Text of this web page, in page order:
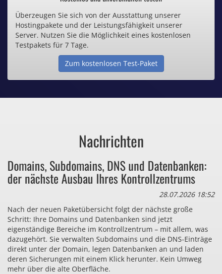
Inklusive .de Domain
Webspace ab 1,25€ / Monat
Günstige SSL-Zertifikate
Bezahlen Sie auch zu viel
für Dinge, die sie gar nicht brauchen?
Überzeugen Sie sich von der Ausstattung unserer
Hostingpakete und der Leistungsfähigkeit unserer
Server. Nutzen Sie die Möglichkeit eines kostenlosen
Testpakets für 7 Tage.
Zum kostenlosen Test-Paket
Nachrichten
Domains, Subdomains, DNS und Datenbanken:
der nächste Ausbau Ihres Kontrollzentrums
28.07.2026 18:52
Nach der neuen Paketübersicht folgt der nächste große
Schritt: Ihre Domains und Datenbanken sind jetzt
eigenständige Bereiche im Kontrollzentrum – mit allem, was
dazugehört. Sie verwalten Subdomains und die DNS-Einträge
direkt unter der Domain, legen Datenbanken an und laden
deren Sicherungen mit einem Klick herunter. Kein Umweg
mehr über die alte Oberfläche.